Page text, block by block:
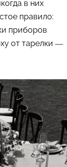
в них
правило:
приборов
от тарелки —